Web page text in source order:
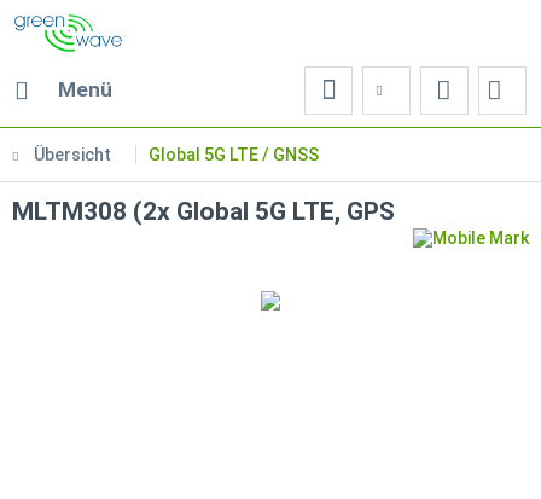
Menü
Übersicht Global 5G LTE / GNSS
MLTM308 (2x Global 5G LTE, GPS